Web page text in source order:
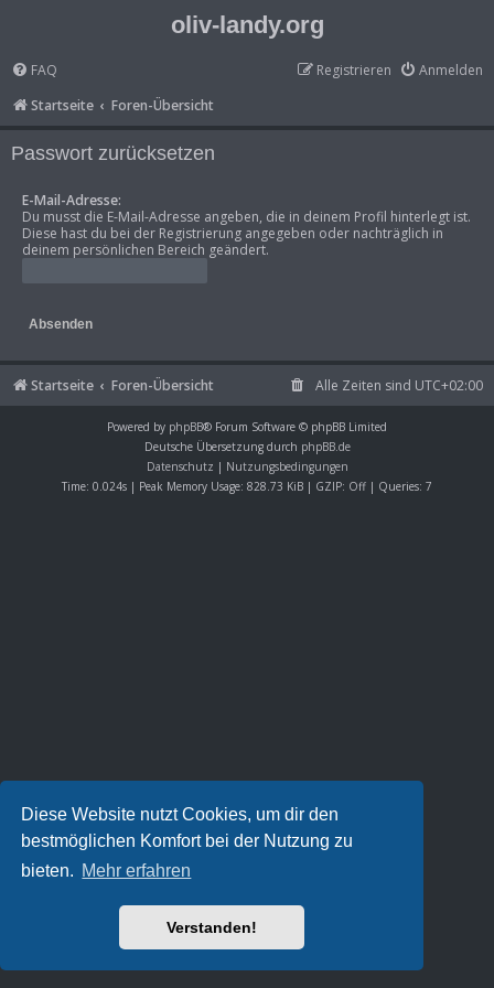
Diese Website nutzt Cookies, um dir den
bestmöglichen Komfort bei der Nutzung zu
bieten. Mehr erfahren
Verstanden!
oliv-landy.org
FAQ Anmelden
Registrieren
Startseite
Foren-Übersicht
Passwort zurücksetzen
E-Mail-Adresse:
Du musst die E-Mail-Adresse angeben, die in deinem Profil hinterlegt ist.
Diese hast du bei der Registrierung angegeben oder nachträglich in
deinem persönlichen Bereich geändert.
Startseite Foren-Übersicht Alle Zeiten sind UTC+02:00
Powered by phpBB® Forum Software © phpBB Limited
Deutsche Übersetzung durch phpBB.de
Datenschutz | Nutzungsbedingungen
Time: 0.024s | Peak Memory Usage: 828.73 KiB | GZIP: Off | Queries: 7